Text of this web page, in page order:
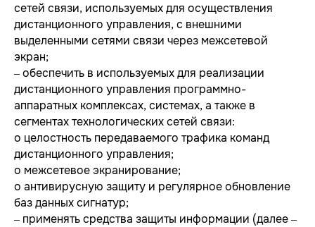
сетей связи, используемых для осуществления
дистанционного управления, с внешними
выделенными сетями связи через межсетевой
экран;
‒ обеспечить в используемых для реализации
дистанционного управления программно-
аппаратных комплексах, системах, а также в
сегментах технологических сетей связи:
o целостность передаваемого трафика команд
дистанционного управления;
o межсетевое экранирование;
o антивирусную защиту и регулярное обновление
баз данных сигнатур;
‒ применять средства защиты информации (далее –